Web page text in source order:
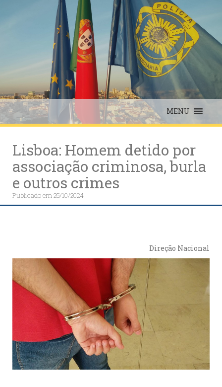
MENU
Lisboa: Homem detido por
associação criminosa, burla
e outros crimes
Publicado em25/10/2024
Direção Nacional